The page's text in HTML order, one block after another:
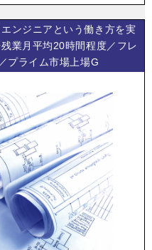
ンジニアという働き方を実
業月平均20時間程度／フレ
プライム市場上場G